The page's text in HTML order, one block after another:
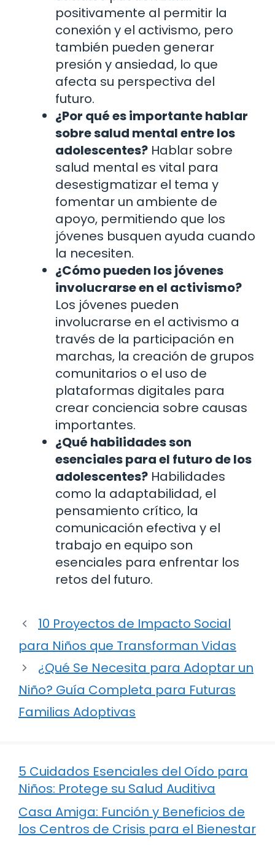
positivamente al permitir la
conexión y el activismo, pero
también pueden generar
presión y ansiedad, lo que
afecta su perspectiva del
futuro.
¿Por qué es importante hablar
sobre salud mental entre los
adolescentes? Hablar sobre
salud mental es vital para
desestigmatizar el tema y
fomentar un ambiente de
apoyo, permitiendo que los
jóvenes busquen ayuda cuando
la necesiten.
¿Cómo pueden los jóvenes
involucrarse en el activismo?
Los jóvenes pueden
involucrarse en el activismo a
través de la participación en
marchas, la creación de grupos
comunitarios o el uso de
plataformas digitales para
crear conciencia sobre causas
importantes.
¿Qué habilidades son
esenciales para el futuro de los
adolescentes? Habilidades
como la adaptabilidad, el
pensamiento crítico, la
comunicación efectiva y el
trabajo en equipo son
esenciales para enfrentar los
retos del futuro.
10 Proyectos de Impacto Social
para Niños que Transforman Vidas
¿Qué Se Necesita para Adoptar un
Niño? Guía Completa para Futuras
Familias Adoptivas
5 Cuidados Esenciales del Oído para
Niños: Protege su Salud Auditiva
Casa Amiga: Función y Beneficios de
los Centros de Crisis para el Bienestar